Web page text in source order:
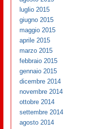
luglio 2015
giugno 2015
maggio 2015
aprile 2015
marzo 2015
febbraio 2015
gennaio 2015
dicembre 2014
novembre 2014
ottobre 2014
settembre 2014
agosto 2014